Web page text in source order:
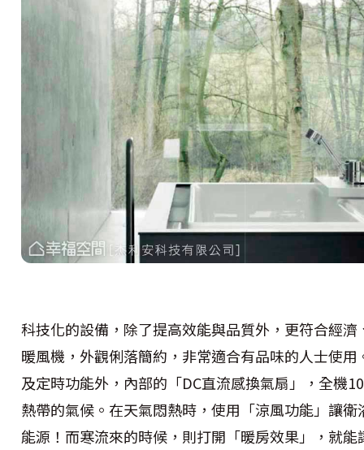
科技化的設備，除了提高效能與品質外，更符合經
暖風機，外觀俐落簡約，非常適合有品味的人士使
及定時功能外，內部的「DC直流感換氣扇」，全機
熱帶的氣候。在天氣悶熱時，使用「涼風功能」讓
能源！而寒流來的時候，則打開「暖房效果」，就